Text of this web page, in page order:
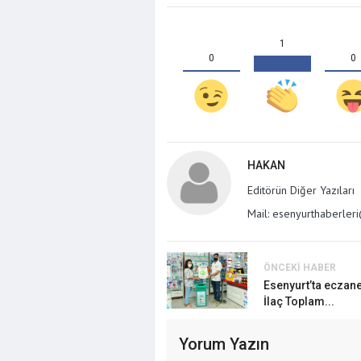
0
1
0
HAKAN
Editörün Diğer Yazıları
Mail:
ÖNCEKI HABER
Esenyurt’ta
İlaç Toplam...
Yorum Yazın
Akaryakıt
Şirkete El